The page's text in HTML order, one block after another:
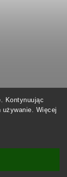
Kontynuując
Więcej
zastrzeżone.